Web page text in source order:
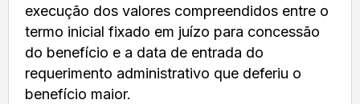
execução dos valores compreendidos entre o
termo inicial fixado em juízo para concessão
do benefício e a data de entrada do
requerimento administrativo que deferiu o
benefício maior.